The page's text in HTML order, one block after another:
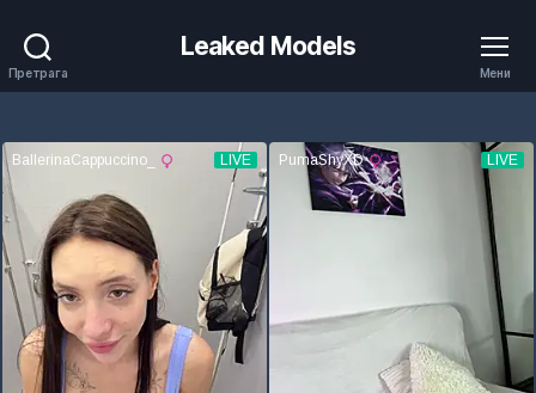
Претрага
Leaked Models
Мени